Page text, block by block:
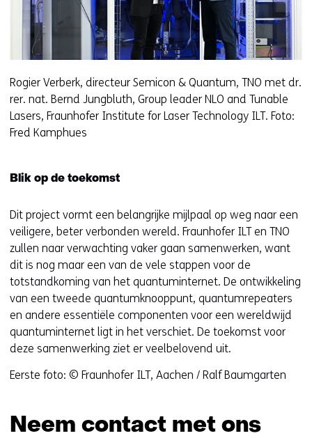
Rogier Verberk, directeur Semicon & Quantum, TNO met dr.
rer. nat. Bernd Jungbluth, Group leader NLO and Tunable
Lasers, Fraunhofer Institute for Laser Technology ILT. Foto:
Fred Kamphues
Blik op de toekomst
Dit project vormt een belangrijke mijlpaal op weg naar een
veiligere, beter verbonden wereld. Fraunhofer ILT en TNO
zullen naar verwachting vaker gaan samenwerken, want
dit is nog maar een van de vele stappen voor de
totstandkoming van het quantuminternet. De ontwikkeling
van een tweede quantumknooppunt, quantumrepeaters
en andere essentiële componenten voor een wereldwijd
quantuminternet ligt in het verschiet. De toekomst voor
deze samenwerking ziet er veelbelovend uit.
Eerste foto: © Fraunhofer ILT, Aachen / Ralf Baumgarten
Neem contact met ons